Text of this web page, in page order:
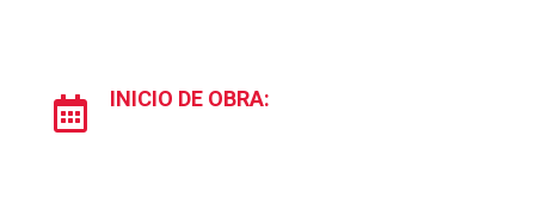
 INICIO DE OBRA: